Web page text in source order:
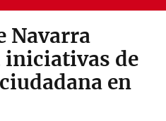
Navarra
iniciativas de
en